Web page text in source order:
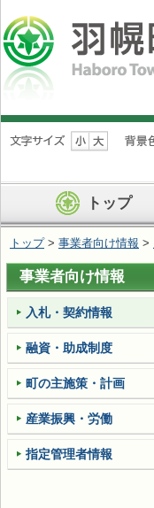
ナ
ビ
ン
を
ば
す
トップ
トップ> 事業者向け情報 >
事業者向け情報
入札・契約情報
融資・助成制度
町の主施策・計画
産業振興・労働
指定管理者情報